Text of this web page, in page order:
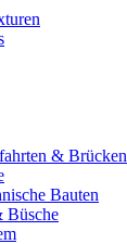
& Brücken
Bauten
Büsche